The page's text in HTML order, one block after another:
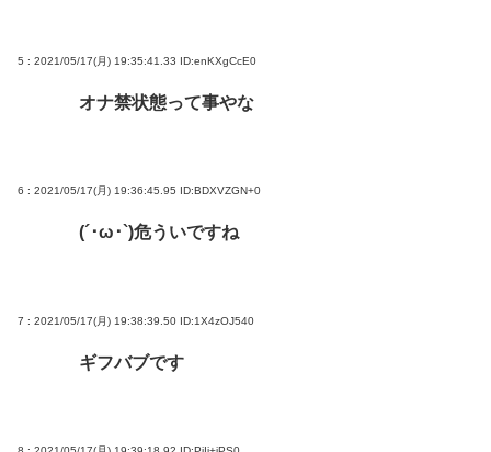
5 : 2021/05/17(月) 19:35:41.33 ID:enKXgCcE0
オナ禁状態って事やな
6 : 2021/05/17(月) 19:36:45.95 ID:BDXVZGN+0
(´･ω･`)危ういですね
7 : 2021/05/17(月) 19:38:39.50 ID:1X4zOJ540
ギフバブです